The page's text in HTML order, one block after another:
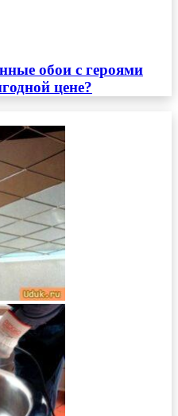
обои с героями
цене?